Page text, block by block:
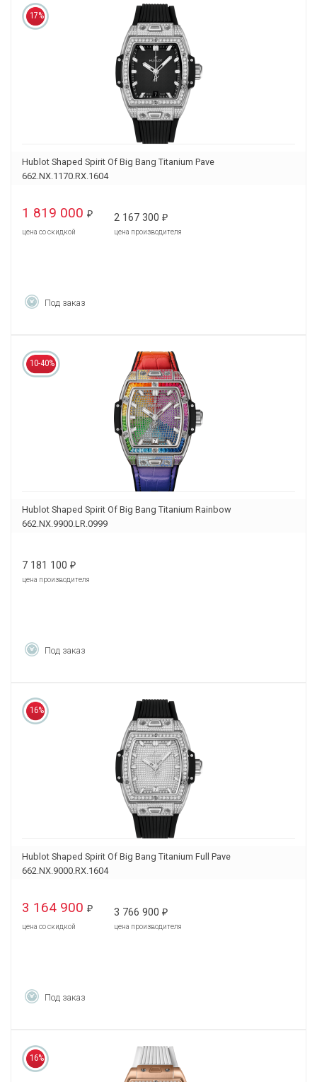
17%
Hublot Shaped Spirit Of Big Bang Titanium Pave
662.NX.1170.RX.1604
1 819 000 ₽
цена со скидкой
2 167 300 ₽
цена производителя
Под заказ
10-40%
Hublot Shaped Spirit Of Big Bang Titanium Rainbow
662.NX.9900.LR.0999
7 181 100 ₽
цена производителя
Под заказ
16%
Hublot Shaped Spirit Of Big Bang Titanium Full Pave
662.NX.9000.RX.1604
3 164 900 ₽
цена со скидкой
3 766 900 ₽
цена производителя
Под заказ
16%